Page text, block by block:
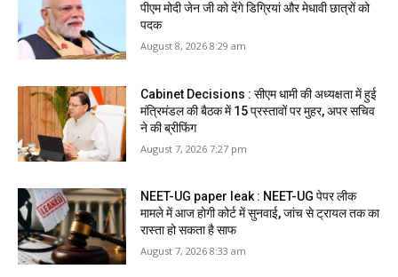
पीएम मोदी जेन जी को देंगे डिग्रियां और मेधावी छात्रों को
पदक
August 8, 2026 8:29 am
Cabinet Decisions : सीएम धामी की अध्यक्षता में हुई
मंत्रिमंडल की बैठक में 15 प्रस्तावों पर मुहर, अपर सचिव
ने की ब्रीफिंग
August 7, 2026 7:27 pm
NEET-UG paper leak : NEET-UG पेपर लीक
मामले में आज होगी कोर्ट में सुनवाई, जांच से ट्रायल तक का
रास्ता हो सकता है साफ
August 7, 2026 8:33 am